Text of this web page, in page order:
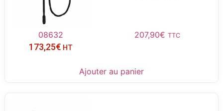
08632 207,90€ TTC
173,25€ HT
Ajouter au panier